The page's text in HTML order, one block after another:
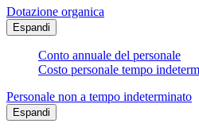
Dotazione organica
Espandi
Conto annuale del personale
Costo personale tempo
Personale non a tempo indeterminato
Espandi